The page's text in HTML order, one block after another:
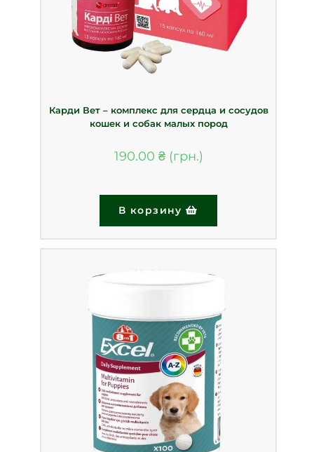
Карди Вет – комплекс для сердца и сосудов
кошек и собак малых пород
190.00 ₴
В корзину